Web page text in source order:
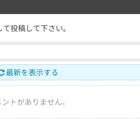
て投稿して下さい。
最新を表示する
トがありません。